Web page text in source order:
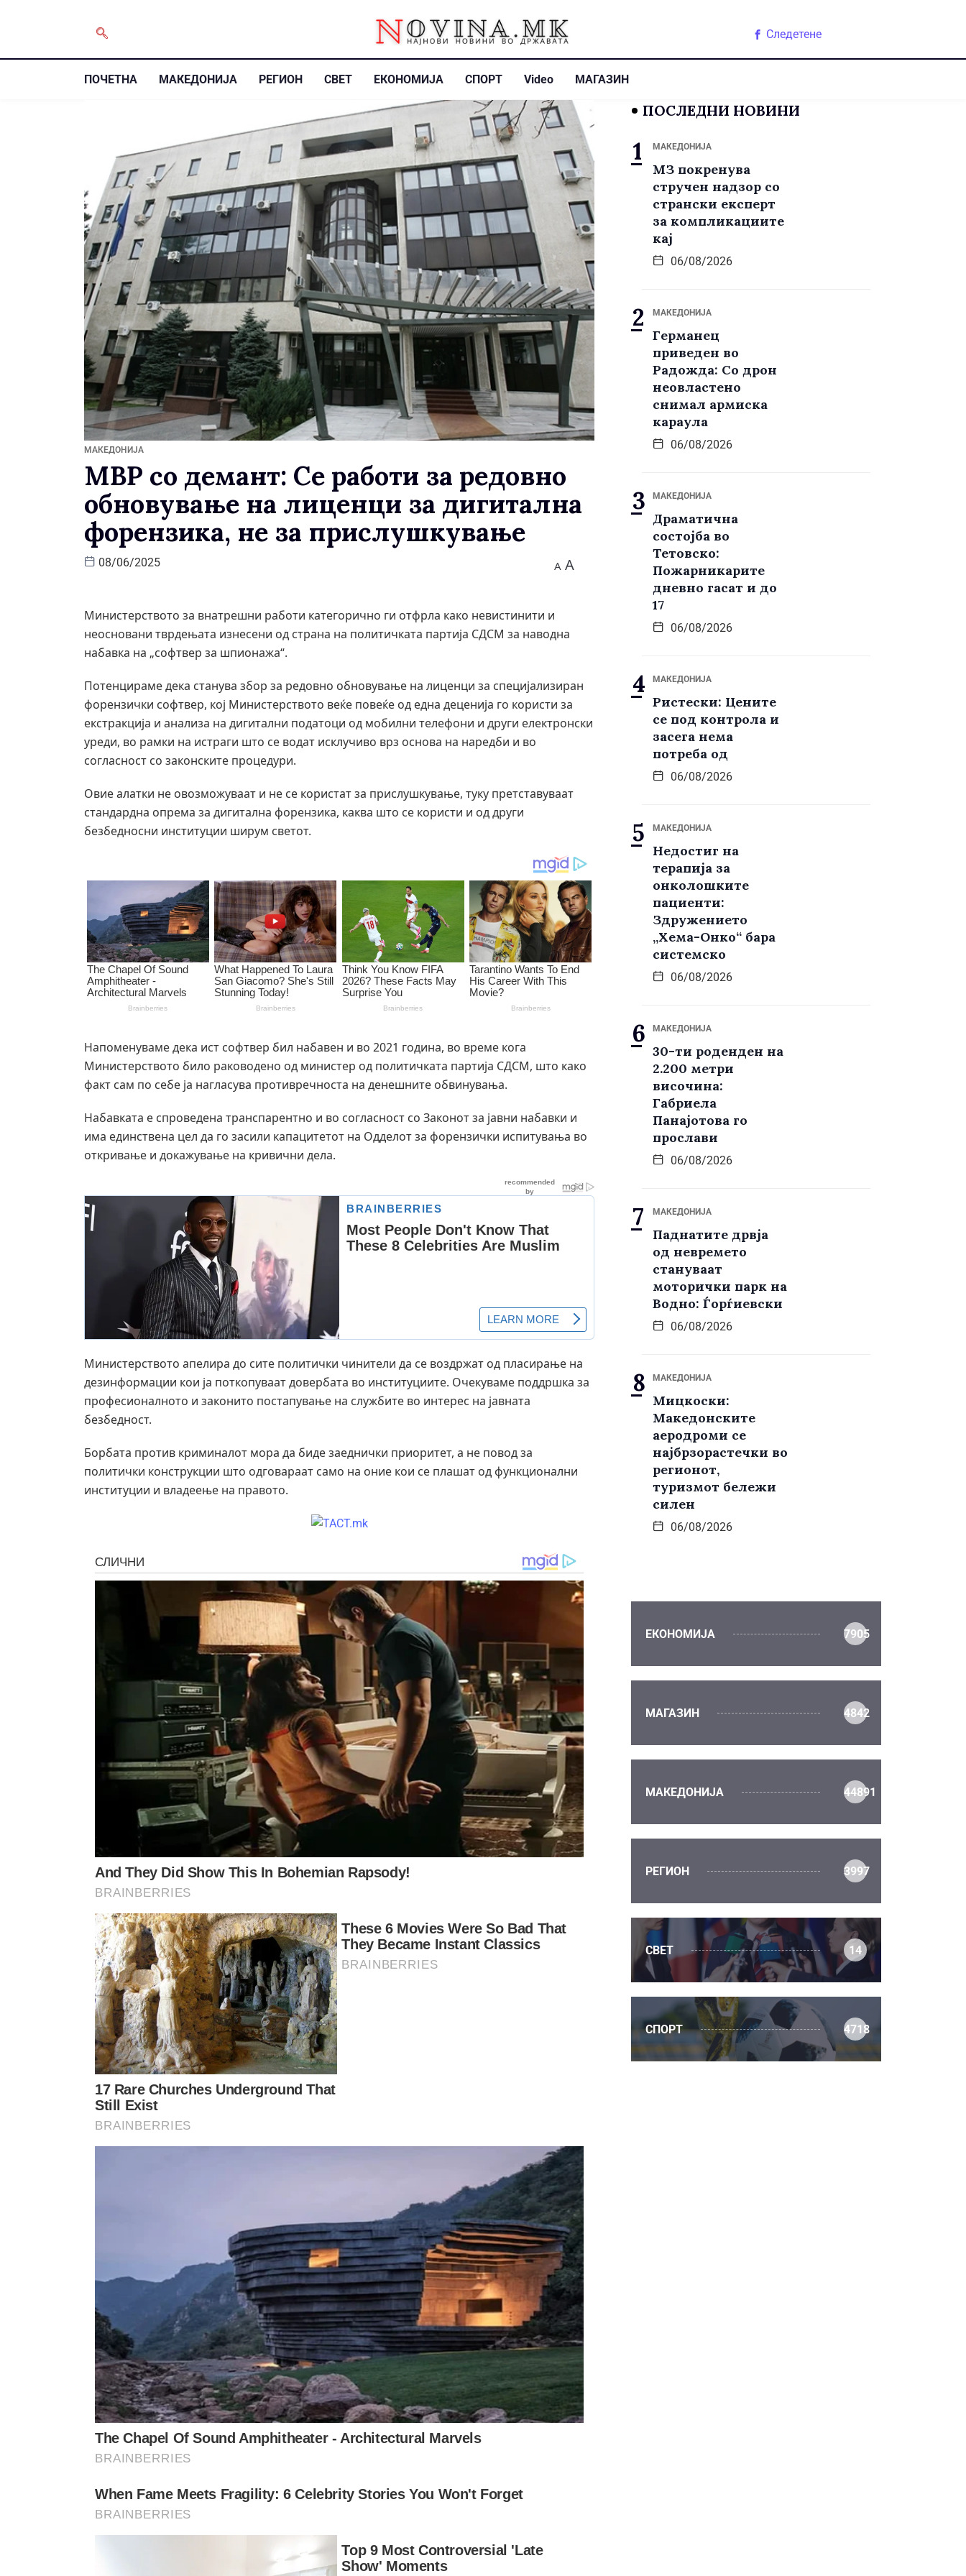
Следетене
ПОЧЕТНА МАКЕДОНИЈА РЕГИОН СВЕТ ЕКОНОМИЈА СПОРТ Video МАГАЗИН
МАКЕДОНИЈА
МВР со демант: Се работи за редовно
обновување на лиценци за дигитална
форензика, не за прислушкување
08/06/2025 A A
Министерството за внатрешни работи категорично ги отфрла како невистинити и
неосновани тврдењата изнесени од страна на политичката партија СДСМ за наводна
набавка на „софтвер за шпионажа“.
Потенцираме дека станува збор за редовно обновување на лиценци за специјализиран
форензички софтвер, кој Министерството веќе повеќе од една деценија го користи за
екстракција и анализа на дигитални податоци од мобилни телефони и други електронски
уреди, во рамки на истраги што се водат исклучиво врз основа на наредби и во
согласност со законските процедури.
Овие алатки не овозможуваат и не се користат за прислушкување, туку претставуваат
стандардна опрема за дигитална форензика, каква што се користи и од други
безбедносни институции ширум светот.
Напоменуваме дека ист софтвер бил набавен и во 2021 година, во време кога
Министерството било раководено од министер од политичката партија СДСМ, што како
факт сам по себе ја нагласува противречноста на денешните обвинувања.
Набавката е спроведена транспарентно и во согласност со Законот за јавни набавки и
има единствена цел да го засили капацитетот на Одделот за форензички испитувања во
откривање и докажување на кривични дела.
Министерството апелира до сите политички чинители да се воздржат од пласирање на
дезинформации кои ја поткопуваат довербата во институциите. Очекуваме поддршка за
професионалното и законито постапување на службите во интерес на јавната
безбедност.
Борбата против криминалот мора да биде заеднички приоритет, а не повод за
политички конструкции што одговараат само на оние кои се плашат од функционални
институции и владеење на правото.
ПОСЛЕДНИ НОВИНИ
МАКЕДОНИЈА
МЗ покренува
стручен надзор со
странски експерт
за компликациите
кај
06/08/2026
МАКЕДОНИЈА
Германец
приведен во
Радожда: Со дрон
неовластено
снимал армиска
караула
06/08/2026
МАКЕДОНИЈА
Драматична
состојба во
Тетовско:
Пожарникарите
дневно гасат и до
17
06/08/2026
МАКЕДОНИЈА
Ристески: Цените
се под контрола и
засега нема
потреба од
06/08/2026
МАКЕДОНИЈА
Недостиг на
терапија за
онколошките
пациенти:
Здружението
„Хема-Онко“ бара
системско
06/08/2026
МАКЕДОНИЈА
30-ти роденден на
2.200 метри
височина:
Габриела
Панајотова го
прослави
06/08/2026
МАКЕДОНИЈА
Паднатите дрвја
од невремето
стануваат
моторички парк на
Водно: Ѓорѓиевски
06/08/2026
МАКЕДОНИЈА
Мицкоски:
Македонските
аеродроми се
најбрзорастечки во
регионот,
туризмот бележи
силен
06/08/2026
ЕКОНОМИЈА 7905
МАГАЗИН 4842
МАКЕДОНИЈА 44891
РЕГИОН 3997
СВЕТ 14
СПОРТ 4718